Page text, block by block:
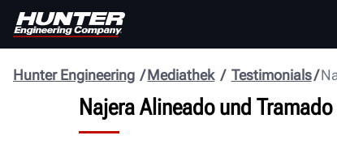
Testimonials
Mediathek
Hunter Engineering
Najera Alineado und